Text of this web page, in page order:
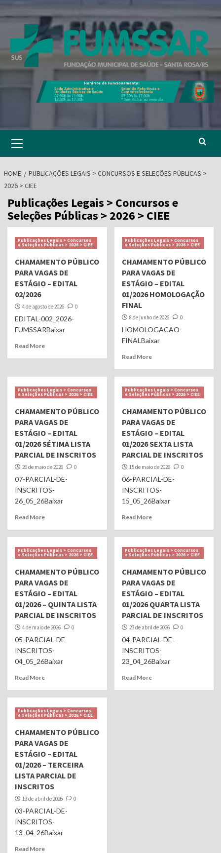
to
Menu
HOME
PUBLICAÇÕES LEGAIS > CONCURSOS E SELEÇÕES PÚBLICAS >
2026 > CIEE
Publicações Legais > Concursos e
Seleções Públicas > 2026 > CIEE
Publicações Legais > Concursos
e Seleções Públicas > 2026 > CIEE
CHAMAMENTO PÚBLICO
PARA VAGAS DE
ESTÁGIO – EDITAL
02/2026
4 de agosto de 2026 0
EDITAL-002_2026-
FUMSSARBaixar
Read More
Publicações Legais > Concursos
e Seleções Públicas > 2026 > CIEE
CHAMAMENTO PÚBLICO
PARA VAGAS DE
ESTÁGIO – EDITAL
01/2026 HOMOLOGAÇÃO
FINAL
8 de junho de 2026 0
HOMOLOGACAO-
FINALBaixar
Read More
Publicações Legais > Concursos
e Seleções Públicas > 2026 > CIEE
CHAMAMENTO PÚBLICO
PARA VAGAS DE
ESTÁGIO – EDITAL
01/2026 SÉTIMA LISTA
PARCIAL DE INSCRITOS
26 de maio de 2026 0
07-PARCIAL-DE-
INSCRITOS-
26_05_26Baixar
Read More
Publicações Legais > Concursos
e Seleções Públicas > 2026 > CIEE
CHAMAMENTO PÚBLICO
PARA VAGAS DE
ESTÁGIO – EDITAL
01/2026 SEXTA LISTA
PARCIAL DE INSCRITOS
15 de maio de 2026 0
06-PARCIAL-DE-
INSCRITOS-
15_05_26Baixar
Read More
Publicações Legais > Concursos
e Seleções Públicas > 2026 > CIEE
CHAMAMENTO PÚBLICO
PARA VAGAS DE
ESTÁGIO – EDITAL
01/2026 – QUINTA LISTA
PARCIAL DE INSCRITOS
4 de maio de 2026 0
05-PARCIAL-DE-
INSCRITOS-
04_05_26Baixar
Read More
Publicações Legais > Concursos
e Seleções Públicas > 2026 > CIEE
CHAMAMENTO PÚBLICO
PARA VAGAS DE
ESTÁGIO – EDITAL
01/2026 QUARTA LISTA
PARCIAL DE INSCRITOS
23 de abril de 2026 0
04-PARCIAL-DE-
INSCRITOS-
23_04_26Baixar
Read More
Publicações Legais > Concursos
e Seleções Públicas > 2026 > CIEE
CHAMAMENTO PÚBLICO
PARA VAGAS DE
ESTÁGIO – EDITAL
01/2026 – TERCEIRA
LISTA PARCIAL DE
INSCRITOS
13 de abril de 2026 0
03-PARCIAL-DE-
INSCRITOS-
13_04_26Baixar
Read More